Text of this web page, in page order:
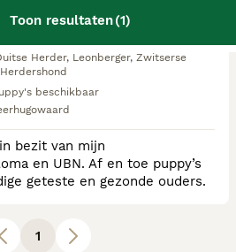
Toon resultaten(1)
Herder, Leonberger, Zwitserse
beschikbaar
bezit van mijn
en UBN. Af en toe puppy’s
geteste en gezonde ouders.
1